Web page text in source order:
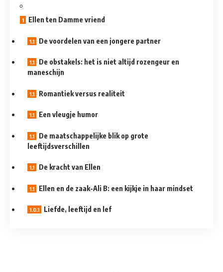
Ellen ten Damme vriend
De voordelen van een jongere partner
De obstakels: het is niet altijd rozengeur en
maneschijn
Romantiek versus realiteit
Een vleugje humor
De maatschappelijke blik op grote
leeftijdsverschillen
De kracht van Ellen
Ellen en de zaak-Ali B: een kijkje in haar mindset
Liefde, leeftijd en lef